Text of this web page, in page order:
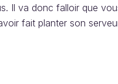
Il va donc falloir que
fait planter son